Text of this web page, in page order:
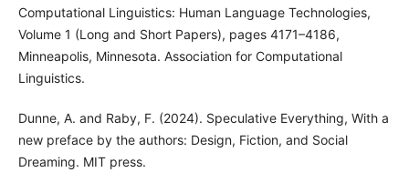
Computational Linguistics: Human Language Technologies,
Volume 1 (Long and Short Papers), pages 4171–4186,
Minneapolis, Minnesota. Association for Computational
Linguistics.
Dunne, A. and Raby, F. (2024). Speculative Everything, With a
new preface by the authors: Design, Fiction, and Social
Dreaming. MIT press.